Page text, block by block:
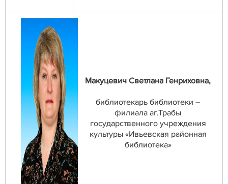
Макуцевич Светлана Генриховна,
библиотекарь библиотеки –
филиала аг.Трабы
государственного учреждения
культуры «Ивьевская районная
библиотека»